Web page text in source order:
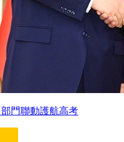
門聯動護航高考